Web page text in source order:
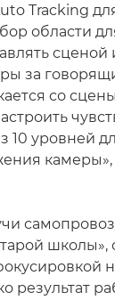
Tracking
области
сценой
за
со
10 уровней
школы»,
результат